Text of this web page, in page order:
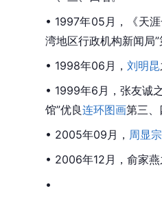
• 1997年05月，《天
湾地区行政机构新闻局
• 1998年06月， 刘明昆
• 1999年6月，张友诚
馆”优良连环图画第三
• 2005年09月， 周显宗
• 2006年12月，俞家
•